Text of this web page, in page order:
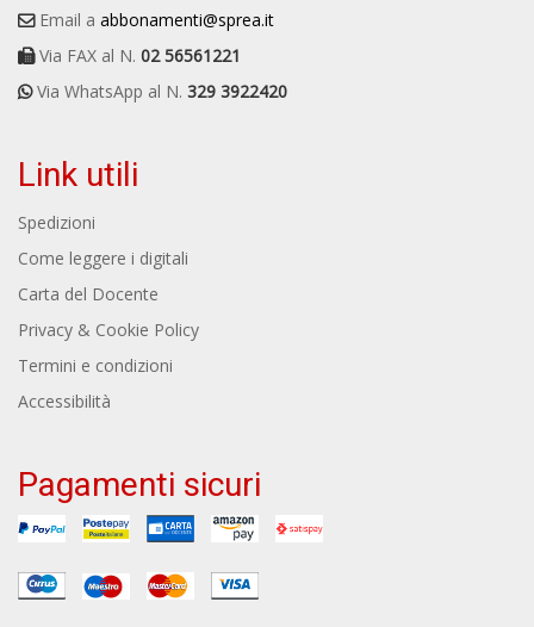
Email a abbonamenti@sprea.it
Via FAX al N. 02 56561221
Via WhatsApp al N. 329 3922420
Link utili
Spedizioni
Come leggere i digitali
Carta del Docente
Privacy & Cookie Policy
Termini e condizioni
Accessibilità
Pagamenti sicuri